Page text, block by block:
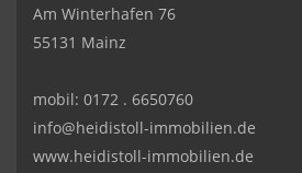
Am Winterhafen 76
55131 Mainz
mobil: 0172 . 6650760
info@heidistoll-immobilien.de
www.heidistoll-immobilien.de